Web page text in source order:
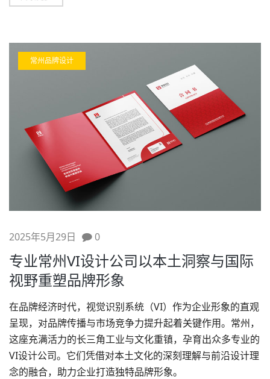
常州品牌设计
2025年5月29日 0
专业常州VI设计公司以本土洞察与国际
视野重塑品牌形象
在品牌经济时代，视觉识别系统（VI）作为企业形象的直观
呈现，对品牌传播与市场竞争力提升起着关键作用。常州，
这座充满活力的长三角工业与文化重镇，孕育出众多专业的
VI设计公司。它们凭借对本土文化的深刻理解与前沿设计理
念的融合，助力企业打造独特品牌形象。